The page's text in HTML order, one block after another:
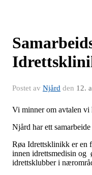
Postet av Njård den 12.
Vi minner om avtalen vi
Njård har ett
Røa Idrettsklinikk er en
innen idrettsmedisin og
idrettsklubber i